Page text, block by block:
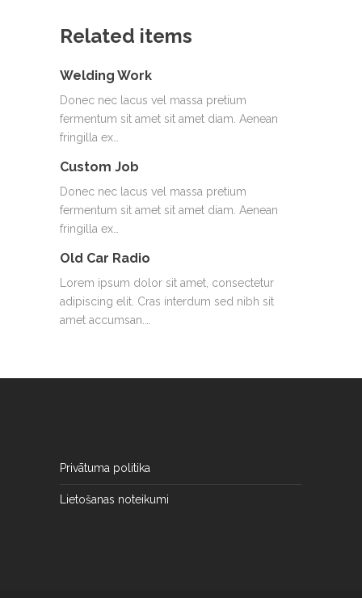
Related items
Welding Work
Donec nec lacus vel massa pretium
fermentum sit amet sit amet diam. Aenean
fringilla ex…
Custom Job
Donec nec lacus vel massa pretium
fermentum sit amet sit amet diam. Aenean
fringilla ex…
Old Car Radio
Lorem ipsum dolor sit amet, consectetur
adipiscing elit. Cras interdum sed nibh sit
amet accumsan.…
Privātuma politika
Lietošanas noteikumi